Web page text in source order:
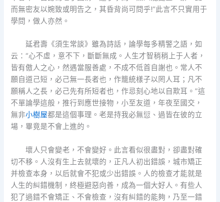
而無密友以婉致或明告之，其昏背尚可問乎!”此言不只實用于
學問，做人亦然。
延君壽《須生常談》雖為詩話，論學每多精警之語，如
云：“心不虛，意不下，斷斷無成。人生才智稍稍上于人者，
皆有傲人之心，然遇當服善處，不成不低首自謝也。常人不
願自道己短，必己無一長者也，作籠統樣子以罔人耳；凡不
願稱人之長，必己先有所短者也，作忌刻心地以自欺耳。”這
不單論學這般，推行到應世接物，小至友道，年夜至國交，
無非小樹屋都是這個事理。老是持我必無愆、過皆在彼的立
場，畢竟是不會上進的。
壞人只會變老，不會變好。此言看似很盡對，卻盡對確
切不移。人沒有生上去就壞的，正凡人初出錯誤，城市矯正
并檢查本身，以后就會不犯或少出錯誤。人的檢查才能就是
人生的糾錯機制，終極避惡向善，成為一個大好人。有些人
犯了過錯不會矯正、不會檢查，沒有糾錯的能夠，乃至一錯